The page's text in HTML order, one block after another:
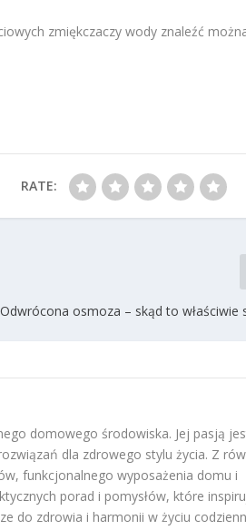
zmiękczaczy wody znaleźć
RATE:
Odwrócona osmoza – skąd to właściwie
domowego środowiska. Jej pasją
dla zdrowego stylu życia. Z
funkcjonalnego wyposażenia domu i
porad i pomysłów, które
do zdrowia i harmonii w życiu